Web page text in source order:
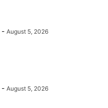
- August 5, 2026
- August 5, 2026